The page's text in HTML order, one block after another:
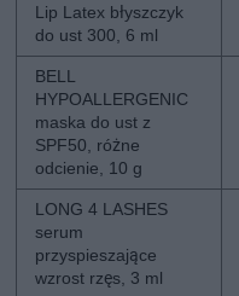
Lip Latex błyszczyk
do ust 300, 6 ml
BELL
HYPOALLERGENIC
maska do ust z
SPF50, różne
odcienie, 10 g
LONG 4 LASHES
serum
przyspieszające
wzrost rzęs, 3 ml